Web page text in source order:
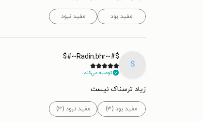
مفید بود مفید نبود
$
$#~Radin.bhr~#$
توصیه می‌کنم.
زیاد ترسناک نیست
مفید بود (۳) مفید نبود (۳)